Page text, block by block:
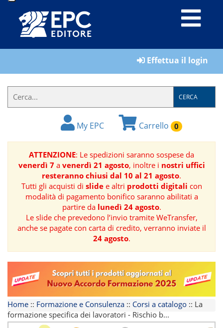
LIBRI
IL
FORMATORE
BOOK
RIVISTE
MANUALISTICA
SOFTWARE
TEMATICHE
Effettua il login
CERCA
My EPC Carrello 0
ATTENZIONE: Le spedizioni saranno sospese da
venerdì 7a venerdì 21 agosto, inoltre i nostri uffici
resteranno chiusi dal 10 al 21 agosto.
Tutti gli acquisti di slidee altri prodotti digitali con
modalità di pagamento bonifico saranno abilitati a
partire da lunedì 24 agosto.
Le slide che prevedono l’invio tramite WeTransfer,
anche se pagate con carta di credito, verranno inviate il
24 agosto.
Home :: Formazione e Consulenza :: Corsi a catalogo :: La
formazione specifica dei lavoratori - Rischio b...